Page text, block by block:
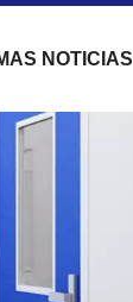
NOTICIAS